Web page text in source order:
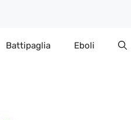
Battipaglia Eboli